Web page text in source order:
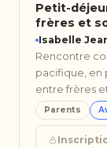
Petit-
frères et
Isabelle
Rencontre
pacifique, en
entre frères
Parents